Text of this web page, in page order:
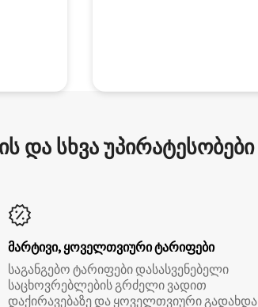
და სხვა უპირატესობები
მარტივი, ყოველთვიური ტარიფები
საგანგებო ტარიფები დასასვენებელი
საცხოვრებლების გრძელი ვადით
დაქირავებაზე და ყოველთვიური გადახდა